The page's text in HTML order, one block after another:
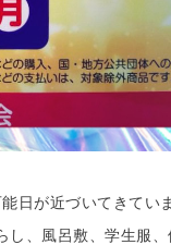
日が近づいてきてい
し、風呂敷、学生服、